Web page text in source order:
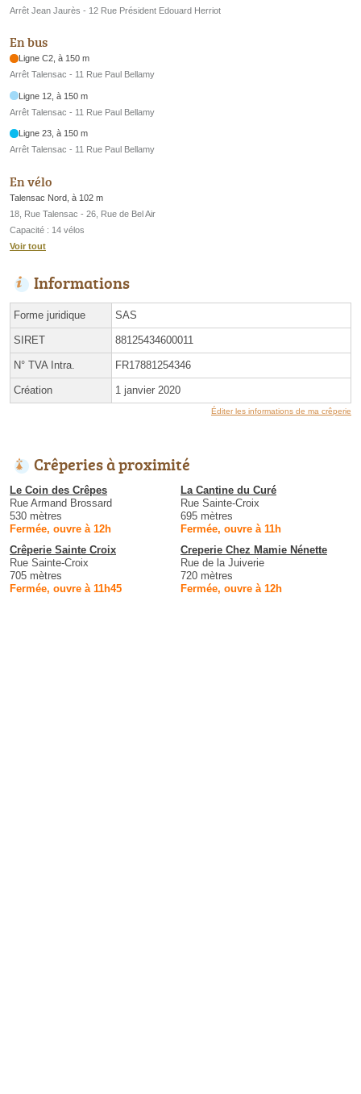
Arrêt Jean Jaurès - 12 Rue Président Edouard Herriot
En bus
Ligne C2, à 150 m
Arrêt Talensac - 11 Rue Paul Bellamy
Ligne 12, à 150 m
Arrêt Talensac - 11 Rue Paul Bellamy
Ligne 23, à 150 m
Arrêt Talensac - 11 Rue Paul Bellamy
En vélo
Talensac Nord, à 102 m
18, Rue Talensac - 26, Rue de Bel Air
Capacité : 14 vélos
Voir tout
Informations
Forme juridique SAS
SIRET 88125434600011
N° TVA Intra. FR17881254346
Création 1 janvier 2020
Éditer les informations de ma crêperie
Crêperies à proximité
Le Coin des Crêpes
Rue Armand Brossard
530 mètres
Fermée, ouvre à 12h
La Cantine du Curé
Rue Sainte-Croix
695 mètres
Fermée, ouvre à 11h
Crêperie Sainte Croix
Rue Sainte-Croix
705 mètres
Fermée, ouvre à 11h45
Creperie Chez Mamie Nénette
Rue de la Juiverie
720 mètres
Fermée, ouvre à 12h